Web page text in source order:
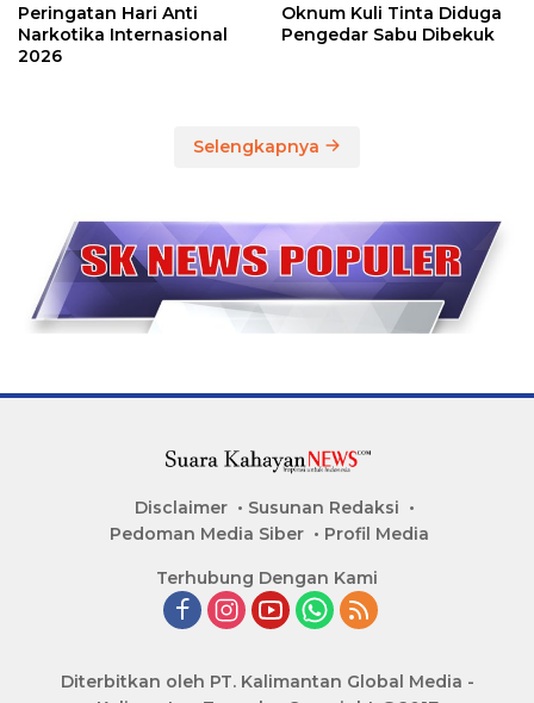
Peringatan Hari Anti
Narkotika Internasional
2026
Oknum Kuli Tinta Diduga
Pengedar Sabu Dibekuk
Selengkapnya
Disclaimer
Susunan Redaksi
Pedoman Media Siber
Profil Media
Terhubung Dengan Kami
Diterbitkan oleh PT. Kalimantan Global Media -